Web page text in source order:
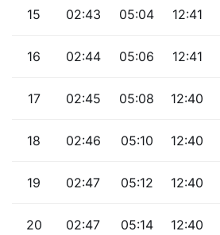
15 02:43 05:04 12:41
16 02:44 05:06 12:41
17 02:45 05:08 12:40
18 02:46 05:10 12:40
19 02:47 05:12 12:40
20 02:47 05:14 12:40